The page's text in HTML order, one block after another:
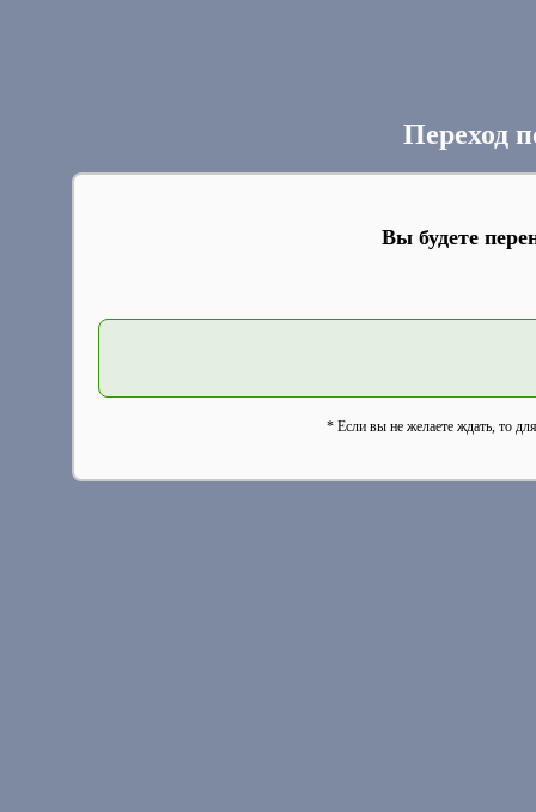
Переход
Вы будете
* Если вы не желаете ждать, то